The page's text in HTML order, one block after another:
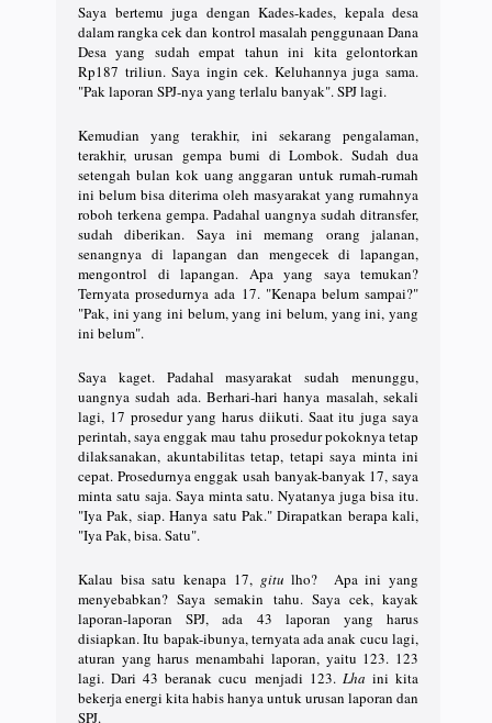
Saya bertemu juga dengan Kades-kades, kepala desa
dalam rangka cek dan kontrol masalah penggunaan Dana
Desa yang sudah empat tahun ini kita gelontorkan
Rp187 triliun. Saya ingin cek. Keluhannya juga sama.
"Pak laporan SPJ-nya yang terlalu banyak". SPJ lagi.
Kemudian yang terakhir, ini sekarang pengalaman,
terakhir, urusan gempa bumi di Lombok. Sudah dua
setengah bulan kok uang anggaran untuk rumah-rumah
ini belum bisa diterima oleh masyarakat yang rumahnya
roboh terkena gempa. Padahal uangnya sudah ditransfer,
sudah diberikan. Saya ini memang orang jalanan,
senangnya di lapangan dan mengecek di lapangan,
mengontrol di lapangan. Apa yang saya temukan?
Ternyata prosedurnya ada 17. "Kenapa belum sampai?"
"Pak, ini yang ini belum, yang ini belum, yang ini, yang
ini belum".
Saya kaget. Padahal masyarakat sudah menunggu,
uangnya sudah ada. Berhari-hari hanya masalah, sekali
lagi, 17 prosedur yang harus diikuti. Saat itu juga saya
perintah, saya enggak mau tahu prosedur pokoknya tetap
dilaksanakan, akuntabilitas tetap, tetapi saya minta ini
cepat. Prosedurnya enggak usah banyak-banyak 17, saya
minta satu saja. Saya minta satu. Nyatanya juga bisa itu.
"Iya Pak, siap. Hanya satu Pak." Dirapatkan berapa kali,
"Iya Pak, bisa. Satu".
Kalau bisa satu kenapa 17, gitu lho? Apa ini yang
menyebabkan? Saya semakin tahu. Saya cek, kayak
laporan-laporan SPJ, ada 43 laporan yang harus
disiapkan. Itu bapak-ibunya, ternyata ada anak cucu lagi,
aturan yang harus menambahi laporan, yaitu 123. 123
lagi. Dari 43 beranak cucu menjadi 123. Lha ini kita
bekerja energi kita habis hanya untuk urusan laporan dan
SPJ.